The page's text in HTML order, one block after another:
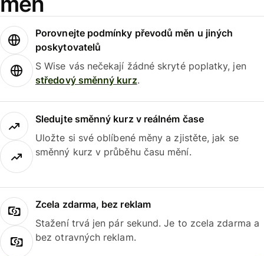
Porovnejte podmínky převodů měn u jiných
poskytovatelů
S Wise vás nečekají žádné skryté poplatky, jen
středový směnný kurz.
Sledujte směnný kurz v reálném čase
Uložte si své oblíbené měny a zjistěte, jak se
směnný kurz v průběhu času mění.
Zcela zdarma, bez reklam
Stažení trvá jen pár sekund. Je to zcela zdarma a
bez otravných reklam.